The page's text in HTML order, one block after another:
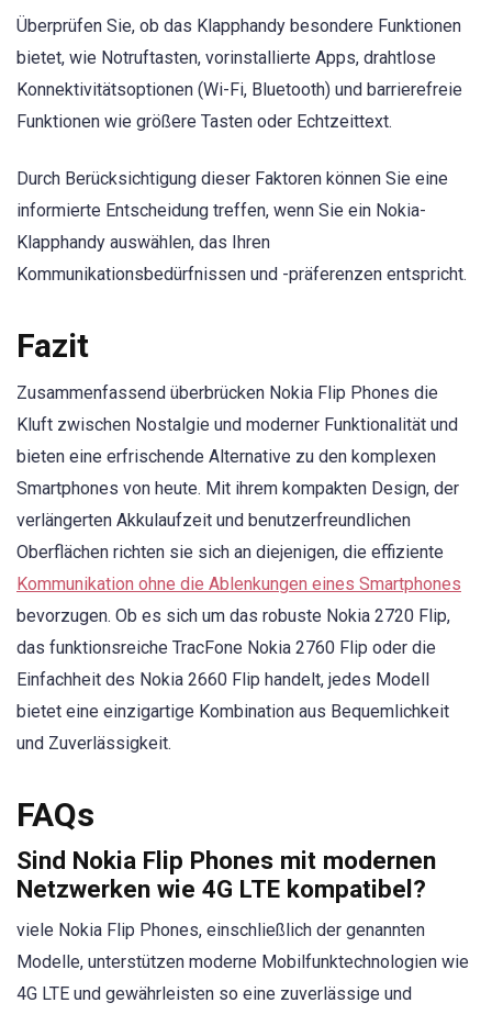
Überprüfen Sie, ob das Klapphandy besondere Funktionen
bietet, wie Notruftasten, vorinstallierte Apps, drahtlose
Konnektivitätsoptionen (Wi-Fi, Bluetooth) und barrierefreie
Funktionen wie größere Tasten oder Echtzeittext.
Durch Berücksichtigung dieser Faktoren können Sie eine
informierte Entscheidung treffen, wenn Sie ein Nokia-
Klapphandy auswählen, das Ihren
Kommunikationsbedürfnissen und -präferenzen entspricht.
Fazit
Zusammenfassend überbrücken Nokia Flip Phones die
Kluft zwischen Nostalgie und moderner Funktionalität und
bieten eine erfrischende Alternative zu den komplexen
Smartphones von heute. Mit ihrem kompakten Design, der
verlängerten Akkulaufzeit und benutzerfreundlichen
Oberflächen richten sie sich an diejenigen, die effiziente
Kommunikation ohne die Ablenkungen eines Smartphones
bevorzugen. Ob es sich um das robuste Nokia 2720 Flip,
das funktionsreiche TracFone Nokia 2760 Flip oder die
Einfachheit des Nokia 2660 Flip handelt, jedes Modell
bietet eine einzigartige Kombination aus Bequemlichkeit
und Zuverlässigkeit.
FAQs
Sind Nokia Flip Phones mit modernen
Netzwerken wie 4G LTE kompatibel?
viele Nokia Flip Phones, einschließlich der genannten
Modelle, unterstützen moderne Mobilfunktechnologien wie
4G LTE und gewährleisten so eine zuverlässige und